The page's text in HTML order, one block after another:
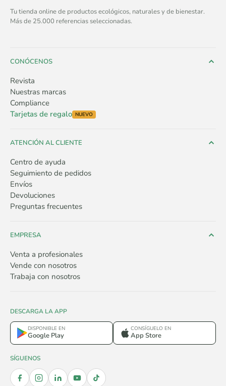
Tu tienda online de productos ecológicos, naturales y de bienestar.
Más de 25.000 referencias seleccionadas.
CONÓCENOS
Revista
Nuestras marcas
Compliance
Tarjetas de regalo NUEVO
ATENCIÓN AL CLIENTE
Centro de ayuda
Seguimiento de pedidos
Envíos
Devoluciones
Preguntas frecuentes
EMPRESA
Venta a profesionales
Vende con nosotros
Trabaja con nosotros
DESCARGA LA APP
DISPONIBLE EN
Google Play
CONSÍGUELO EN
App Store
SÍGUENOS